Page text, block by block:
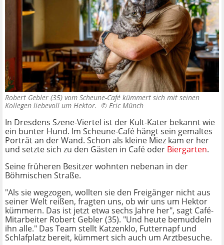
Robert Gebler (35) vom Scheune-Café kümmert sich mit seinen
Kollegen liebevoll um Hektor. © Eric Münch
In Dresdens Szene-Viertel ist der Kult-Kater bekannt wie
ein bunter Hund. Im Scheune-Café hängt sein gemaltes
Porträt an der Wand. Schon als kleine Miez kam er her
und setzte sich zu den Gästen in Café oder Biergarten.
Seine früheren Besitzer wohnten nebenan in der
Böhmischen Straße.
"Als sie wegzogen, wollten sie den Freigänger nicht aus
seiner Welt reißen, fragten uns, ob wir uns um Hektor
kümmern. Das ist jetzt etwa sechs Jahre her", sagt Café-
Mitarbeiter Robert Gebler (35). "Und heute bemuddeln
ihn alle." Das Team stellt Katzenklo, Futternapf und
Schlafplatz bereit, kümmert sich auch um Arztbesuche.